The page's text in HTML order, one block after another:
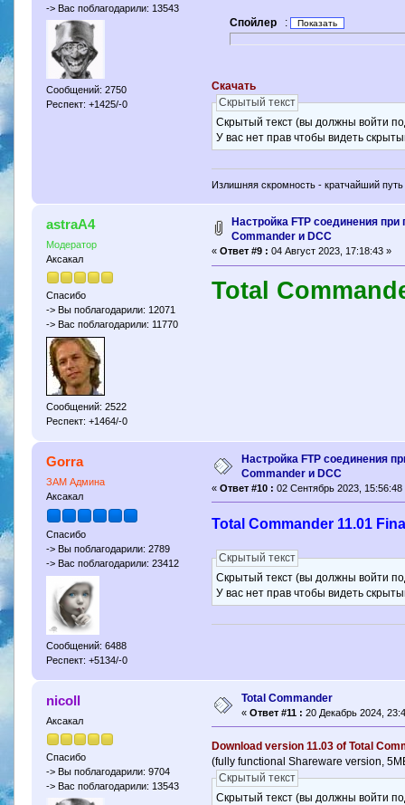
-> Вас поблагодарили: 13543
Сообщений: 2750
Респект: +1425/-0
Спойлер :
Скачать
Скрытый текст
Скрытый текст (вы должны войти
У вас нет прав чтобы видеть
Излишняя скромность - кратчайший путь
astraA4
Модератор
Аксакал
Спасибо
-> Вы поблагодарили: 12071
-> Вас поблагодарили: 11770
Сообщений: 2522
Респект: +1464/-0
Настройка FTP соединения
Commander и DCC
«Ответ #9 : 04 Август 2023, 17:18:43 »
Total
Gorra
ЗАМ Админа
Аксакал
Спасибо
-> Вы поблагодарили: 2789
-> Вас поблагодарили: 23412
Сообщений: 6488
Респект: +5134/-0
Настройка FTP соединения
Commander и DCC
«Ответ #10 : 02 Сентябрь 2023, 15:56:48
Total Commander 11.01
Скрытый текст
Скрытый текст (вы должны войти
У вас нет прав чтобы видеть
nicoll
Аксакал
Спасибо
-> Вы поблагодарили: 9704
-> Вас поблагодарили: 13543
Total Commander
« Ответ #11 : 20 Декабрь 2024,
Download version 11.03 of Total
(fully functional Shareware version,
Скрытый текст
Скрытый текст (вы должны войти